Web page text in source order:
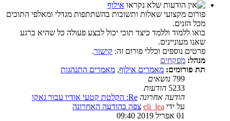
אילוף
פורום מקצועי שאלות ותשובות בהשתתפות מגדלי ומאלפי התוכים
מכל הזנים.
בואו ללמוד וללמד כיצד תוכי יכול לבצע פעולה כל שהיא ברגע
שאנו מעוניינים.
פרטים נוספים וכללי פורום זה: קישור.
מנהל: מפקחים
תת פורומים: מאמרים אילוף, מאמרים התנהגות
799 נושאים
5233 הודעות
הודעה אחרונה Re: הקלטת קטעי אודיו עבור גאקו
על ידי eli_lea צפה בהודעה האחרונה
01 אפריל 2019 09:40